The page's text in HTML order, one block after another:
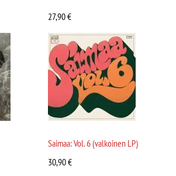
27,90€
Saimaa: Vol. 6 (valkoinen LP)
30,90€